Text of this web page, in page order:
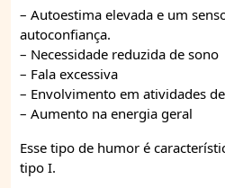
– Autoestima elevada e um
autoconfiança.
– Necessidade reduzida de sono
– Fala excessiva
– Envolvimento em atividades
– Aumento na energia geral
Esse tipo de humor é
tipo I.